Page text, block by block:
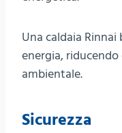
Una caldaia
energia,
ambientale.
Sicurezza